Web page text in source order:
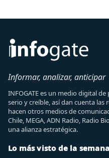
Informar, analizar, anticipar
INFOGATE es un medio digital
serio y creíble, así dan cuenta
hacen otros medios de
Chile, MEGA, ADN Radio, Radio
una alianza estratégica.
Lo más visto de la semana